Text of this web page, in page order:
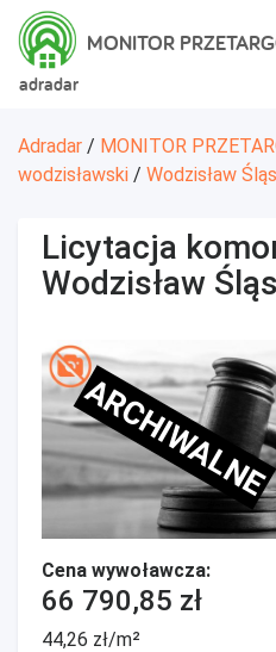
adradar
MONITOR
Adradar / MONITOR
wodzisławski / Wodzisław
Licytacja
Wodzisław
ARCHIWALNE
Cena wywoławcza:
66 790,85 zł
44,26 zł/m²